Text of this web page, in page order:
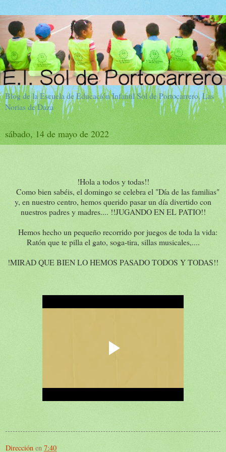
Blog de la Escuela de Educación Infantil Sol de Portocarrero, Las
Norias de Daza
sábado, 14 de mayo de 2022
!Hola a todos y todas!!
Como bien sabéis, el domingo se celebra el "Día de las familias"
y, en nuestro centro, hemos querido pasar un día divertido con
nuestros padres y madres.... !!JUGANDO EN EL PATIO!!
Hemos hecho un pequeño recorrido por juegos de toda la vida:
Ratón que te pilla el gato, soga-tira, sillas musicales,....
!MIRAD QUE BIEN LO HEMOS PASADO TODOS Y TODAS!!
Dirección en 7:40